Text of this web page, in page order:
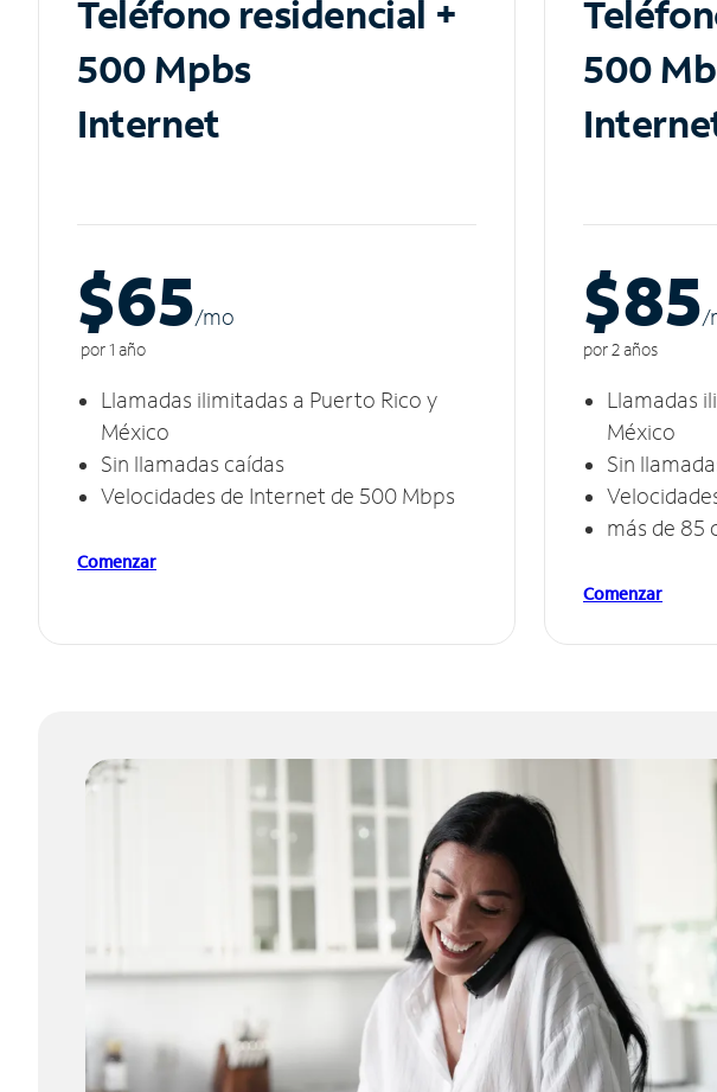
Teléfono residencial +
500 Mpbs
Internet
$65/mo
por 1 año
Llamadas ilimitadas a Puerto Rico y
México
Sin llamadas caídas
Velocidades de Internet de 500 Mbps
Comenzar
500
$85/
por 2 años
Llamadas
México
Sin
más de 85
Comenzar